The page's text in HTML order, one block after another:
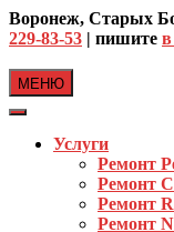
Skip
to
Воронеж, Старых
229-83-53 | пишите
МЕНЮ
Услуги
Ремонт
Ремонт
Ремонт
Ремонт